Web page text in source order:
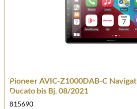
Pioneer AVIC-Z1000DAB-C
Ducato bis Bj. 08/2021
815690